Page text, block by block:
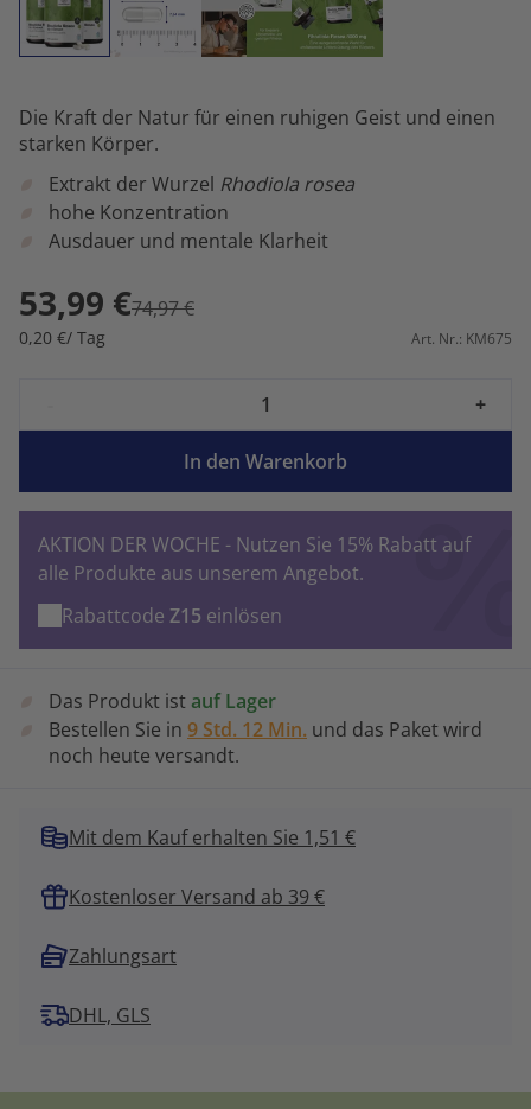
Die Kraft der Natur für einen ruhigen Geist und einen
starken Körper.
Extrakt der Wurzel Rhodiola rosea
hohe Konzentration
Ausdauer und mentale Klarheit
53,99 €74,97 €
0,20 €/ Tag Art. Nr.: KM675
+
In den Warenkorb
AKTION DER WOCHE - Nutzen Sie 15% Rabatt auf
alle Produkte aus unserem Angebot.
Rabattcode Z15 einlösen
Das Produkt ist auf Lager
Bestellen Sie in 9 Std. 12 Min. und das Paket wird
noch heute versandt.
Mit dem Kauf erhalten Sie 1,51 €
Kostenloser Versand ab 39 €
Zahlungsart
DHL, GLS